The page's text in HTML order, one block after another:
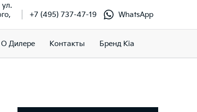
+7 (495) 737-47-19 WhatsApp
О Дилере Контакты Бренд Kia